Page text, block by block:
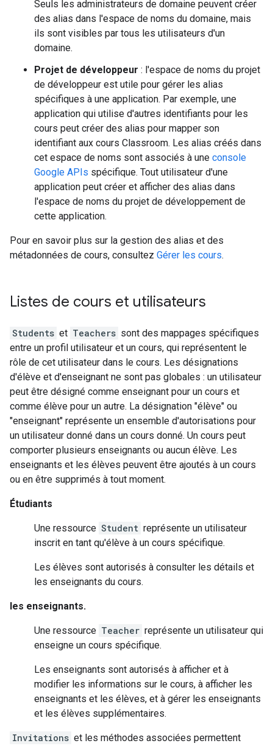
Seuls les administrateurs de domaine peuvent créer
des alias dans l'espace de noms du domaine, mais
ils sont visibles par tous les utilisateurs d'un
domaine.
Projet de développeur : l'espace de noms du projet
de développeur est utile pour gérer les alias
spécifiques à une application. Par exemple, une
application qui utilise d'autres identifiants pour les
cours peut créer des alias pour mapper son
identifiant aux cours Classroom. Les alias créés dans
cet espace de noms sont associés à une console
Google APIs spécifique. Tout utilisateur d'une
application peut créer et afficher des alias dans
l'espace de noms du projet de développement de
cette application.
Pour en savoir plus sur la gestion des alias et des
métadonnées de cours, consultez Gérer les cours.
Listes de cours et utilisateurs
Students et Teachers sont des mappages spécifiques
entre un profil utilisateur et un cours, qui représentent le
rôle de cet utilisateur dans le cours. Les désignations
d'élève et d'enseignant ne sont pas globales : un utilisateur
peut être désigné comme enseignant pour un cours et
comme élève pour un autre. La désignation "élève" ou
"enseignant" représente un ensemble d'autorisations pour
un utilisateur donné dans un cours donné. Un cours peut
comporter plusieurs enseignants ou aucun élève. Les
enseignants et les élèves peuvent être ajoutés à un cours
ou en être supprimés à tout moment.
Étudiants
Une ressource Student représente un utilisateur
inscrit en tant qu'élève à un cours spécifique.
Les élèves sont autorisés à consulter les détails et
les enseignants du cours.
les enseignants.
Une ressource Teacher représente un utilisateur qui
enseigne un cours spécifique.
Les enseignants sont autorisés à afficher et à
modifier les informations sur le cours, à afficher les
enseignants et les élèves, et à gérer les enseignants
et les élèves supplémentaires.
Invitations et les méthodes associées permettent